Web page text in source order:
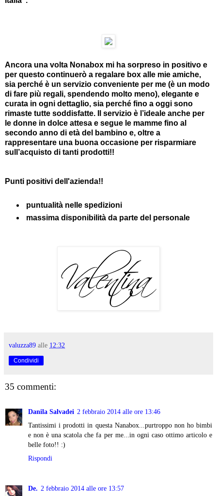
Ancora una volta Nonabox mi ha sorpreso in positivo e
per questo continuerò a regalare box alle mie amiche,
sia perché è un servizio conveniente per me (è un modo
di fare più regali, spendendo molto meno), elegante e
curata in ogni dettaglio, sia perché fino a oggi sono
rimaste tutte soddisfatte. Il servizio è l’ideale anche per
le donne in dolce attesa e segue le mamme fino al
secondo anno di età del bambino e, oltre a
rappresentare una buona occasione per risparmiare
sull’acquisto di tanti prodotti!!
Punti positivi dell'azienda!!
puntualità nelle spedizioni
massima disponibilità da parte del personale
valuzza89 alle 12:32
Condividi
35 commenti:
Danila Salvadei 2 febbraio 2014 alle ore 13:46
Tantissimi i prodotti in questa Nanabox...purtroppo non ho bimbi
e non è una scatola che fa per me...in ogni caso ottimo articolo e
belle foto!! :)
Rispondi
De. 2 febbraio 2014 alle ore 13:57